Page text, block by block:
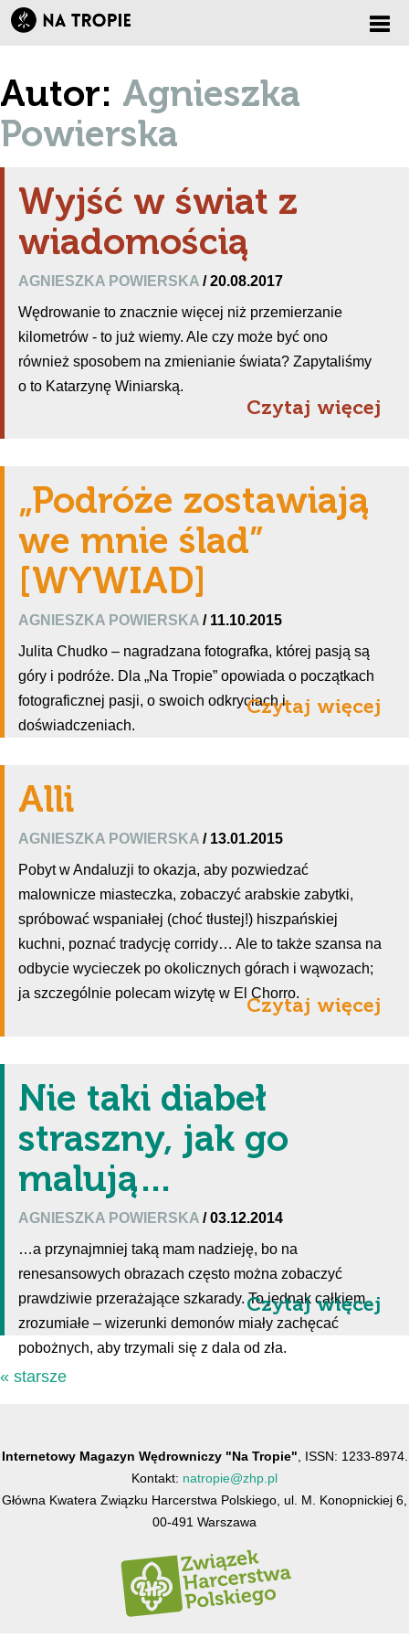
Autor: Agnieszka
Powierska
Wyjść w świat z
wiadomością
AGNIESZKA POWIERSKA / 20.08.2017
Wędrowanie to znacznie więcej niż przemierzanie
kilometrów - to już wiemy. Ale czy może być ono
również sposobem na zmienianie świata? Zapytaliśmy
o to Katarzynę Winiarską.
Czytaj więcej
„Podróże zostawiają
we mnie ślad”
[WYWIAD]
AGNIESZKA POWIERSKA / 11.10.2015
Julita Chudko – nagradzana fotografka, której pasją są
góry i podróże. Dla „Na Tropie” opowiada o początkach
fotograficznej pasji, o swoich odkryciach i
doświadczeniach.
Czytaj więcej
Alli
AGNIESZKA POWIERSKA / 13.01.2015
Pobyt w Andaluzji to okazja, aby pozwiedzać
malownicze miasteczka, zobaczyć arabskie zabytki,
spróbować wspaniałej (choć tłustej!) hiszpańskiej
kuchni, poznać tradycję corridy… Ale to także szansa na
odbycie wycieczek po okolicznych górach i wąwozach;
ja szczególnie polecam wizytę w El Chorro.
Czytaj więcej
Nie taki diabeł
straszny, jak go
malują…
AGNIESZKA POWIERSKA / 03.12.2014
…a przynajmniej taką mam nadzieję, bo na
renesansowych obrazach często można zobaczyć
prawdziwie przerażające szkarady. To jednak całkiem
zrozumiałe – wizerunki demonów miały zachęcać
pobożnych, aby trzymali się z dala od zła.
Czytaj więcej
« starsze
Internetowy Magazyn Wędrowniczy "Na Tropie" , ISSN: 1233-8974.
Kontakt: natropie@zhp.pl
Główna Kwatera Związku Harcerstwa Polskiego, ul. M. Konopnickiej 6,
00-491 Warszawa